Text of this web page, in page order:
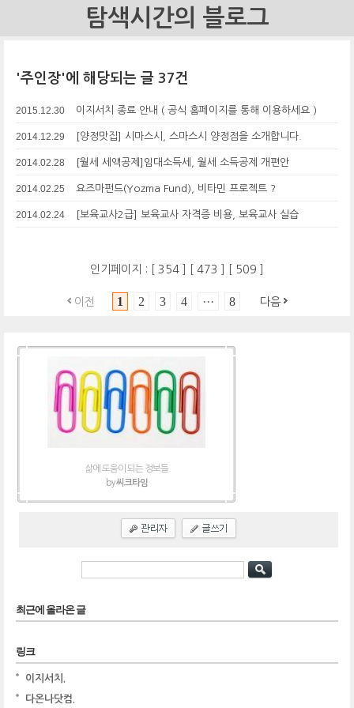
탐색시간의 블로그
'주인장'에 해당되는 글 37건
2015.12.30 이지서치 종료 안내 ( 공식 홈페이지를 통해 이용하세요 )
2014.12.29 [양정맛집] 시마스시, 스마스시 양정점을 소개합니다.
2014.02.28 [월세 세액공제]임대소득세, 월세 소득공제 개편안
2014.02.25 요즈마펀드(Yozma Fund), 비타민 프로젝트 ?
2014.02.24 [보육교사2급] 보육교사 자격증 비용, 보육교사 실습
인기페이지 : [ 354 473 509
이전 1 2 3 4 ··· 8 다음
삶에 도움이 되는 정보들
by씨크타임
최근에 올라온 글
링크
이지서치.
다온나닷컴.